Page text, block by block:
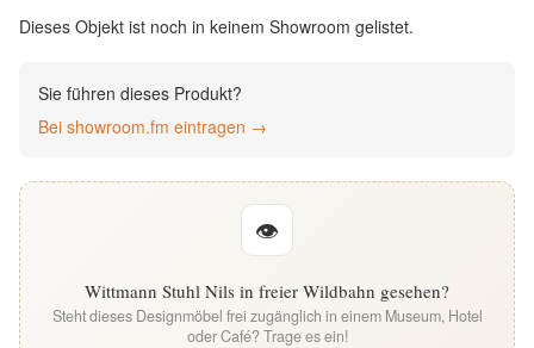
Deutsch
Dieses Objekt ist noch in keinem Showroom gelistet.
Sie führen dieses Produkt?
Bei showroom.fm eintragen →
👁
Wittmann Stuhl Nils in freier Wildbahn gesehen?
Steht dieses Designmöbel frei zugänglich in einem Museum, Hotel
oder Café? Trage es ein!